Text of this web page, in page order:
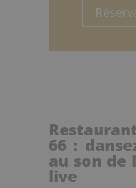
66 :
au son de
live